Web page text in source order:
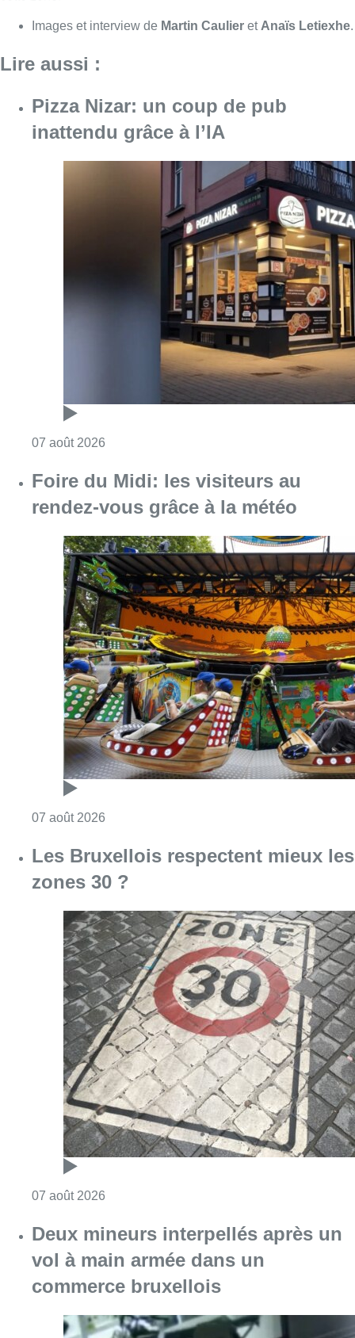
Consulter l'article "Pizza Nizar: un coup de
Foire du Midi: les visiteurs au
rendez-vous grâce à la météo
07 août 2026 Consulter l'article "Foire du Midi: les
Les Bruxellois respectent mieux les
zones 30 ?
07 août 2026Consulter l'article "Les Bruxellois
Deux mineurs interpellés après un
vol à main armée dans un
commerce bruxellois